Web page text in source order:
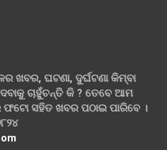
ଘଟଣା, ଦୁର୍ଘଟଣା କିମ୍ବା
ଚାହୁଁଚନ୍ତି କି ? ତେବେ ଆମ
ସହିତ ଖବର ପଠାଇ ପାରିବେ ।